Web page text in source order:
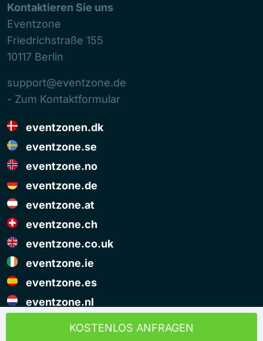
KOSTENLOS ANFRAGEN
Kontaktieren Sie uns
Eventzone
Friedrichstraße 155
10117 Berlin
support@eventzone.de
- Zum Kontaktformular
eventzonen.dk
eventzone.se
eventzone.no
eventzone.de
eventzone.at
eventzone.ch
eventzone.co.uk
eventzone.ie
eventzone.es
eventzone.nl
© Copyright Eventzone 2026